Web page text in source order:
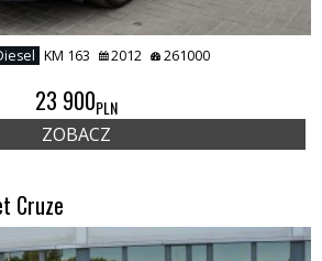
KM 163 2012 261000
23 900PLN
ZOBACZ
Cruze